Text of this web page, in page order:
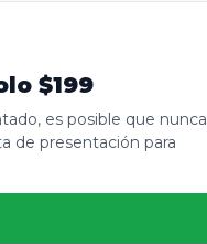
$199
es posible que nunca
de presentación para